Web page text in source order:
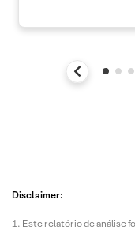
Disclaimer:
Este relatório de análise